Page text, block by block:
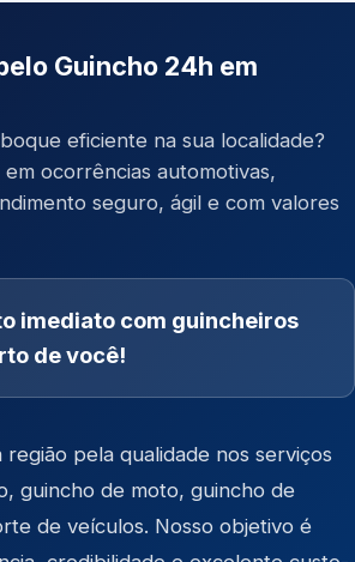
Guincho 24h em
eficiente na sua localidade?
ocorrências automotivas,
seguro, ágil e com valores
imediato com guincheiros
de você!
região pela qualidade nos serviços
, guincho de moto, guincho de
de veículos. Nosso objetivo é